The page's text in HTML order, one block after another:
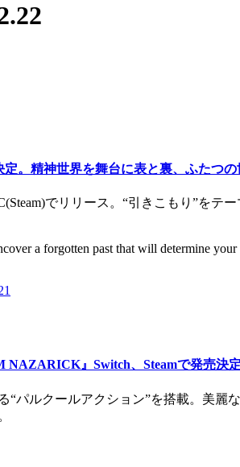
。精神世界を舞台に表と裏、ふたつ
でリリース。“引きこもり”を
a forgotten past that will determine
』Switch、Steamで発売決
パルクールアクション”を搭載。美